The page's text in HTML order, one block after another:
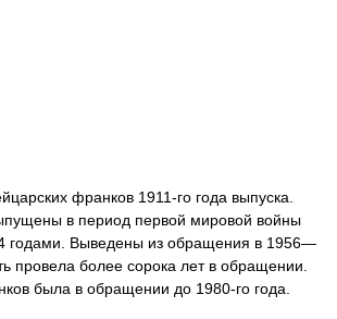
франков 1911-го года выпуска.
в период первой мировой войны
годами. Выведены из обращения в 1956—
провела более сорока лет в обращении.
была в обращении до 1980-го года.